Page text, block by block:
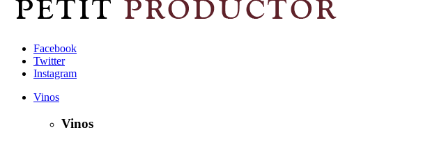
Facebook
Twitter
Instagram
Vinos
Vinos